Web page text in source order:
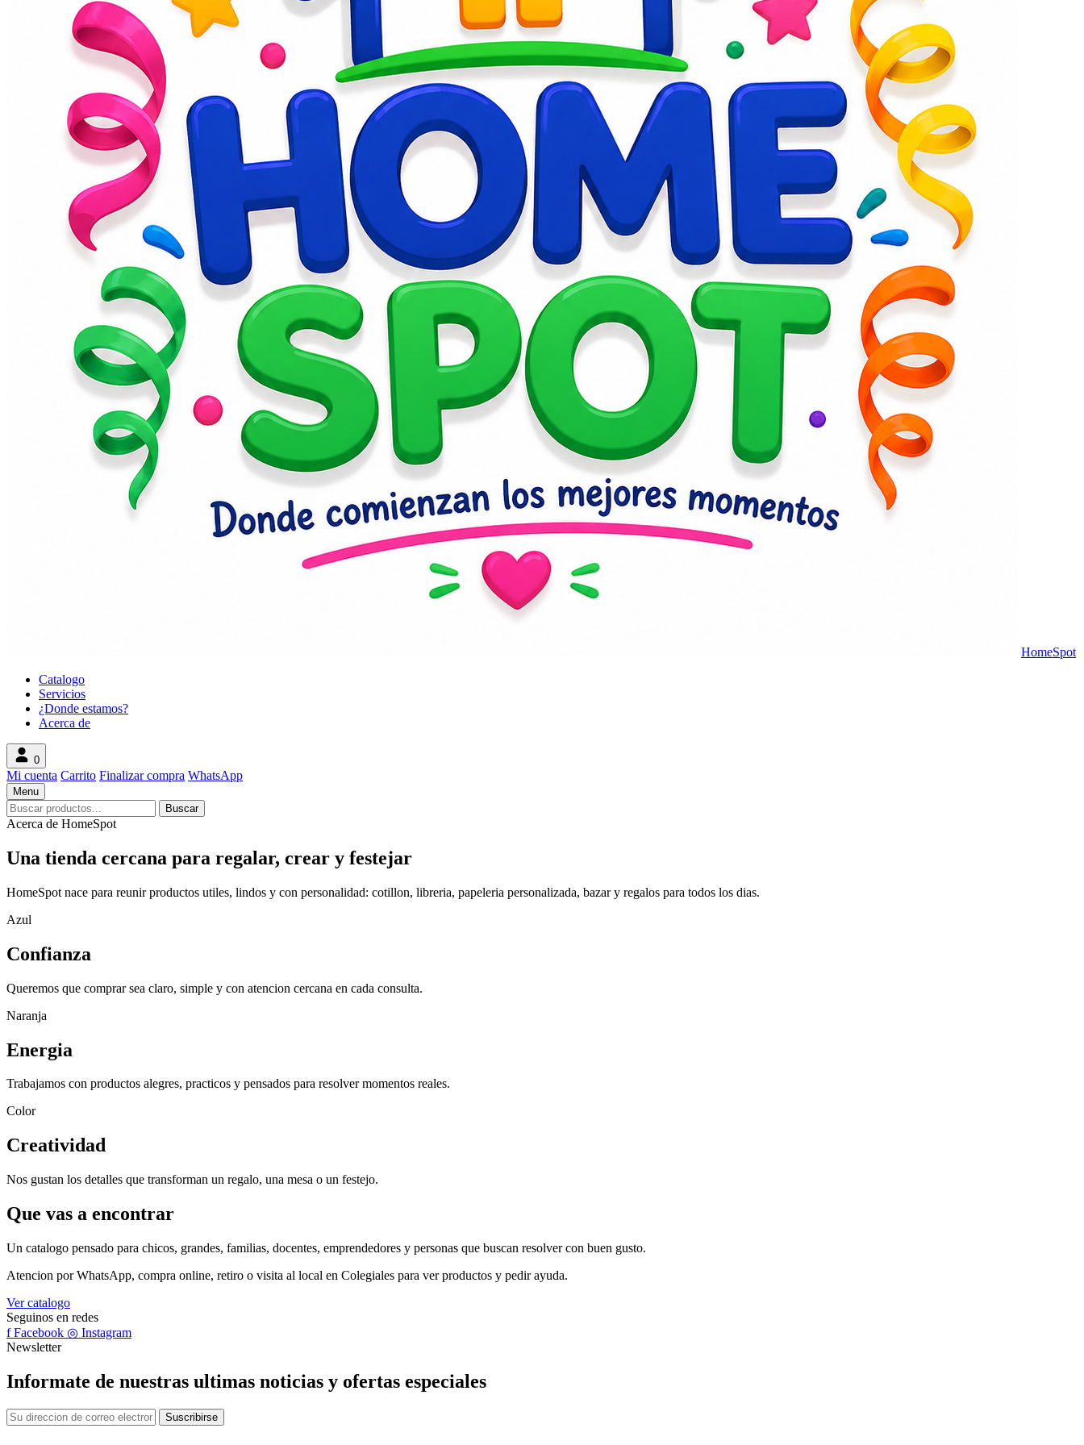
HomeSpot
Catalogo
Servicios
¿Donde estamos?
Acerca de
0
Mi cuenta Carrito Finalizar compra WhatsApp
Menu
Search
products
Buscar
Acerca de HomeSpot
Una tienda cercana para regalar, crear y festejar
HomeSpot nace para reunir productos utiles, lindos y con personalidad: cotillon, libreria, papeleria personalizada, bazar y regalos para todos los dias.
Azul
Confianza
Queremos que comprar sea claro, simple y con atencion cercana en cada consulta.
Naranja
Energia
Trabajamos con productos alegres, practicos y pensados para resolver momentos reales.
Color
Creatividad
Nos gustan los detalles que transforman un regalo, una mesa o un festejo.
Que vas a encontrar
Un catalogo pensado para chicos, grandes, familias, docentes, emprendedores y personas que buscan resolver con buen gusto.
Atencion por WhatsApp, compra online, retiro o visita al local en Colegiales para ver productos y pedir ayuda.
Ver catalogo
Seguinos en redes
fFacebook ◎ Instagram
Newsletter
Informate de nuestras ultimas noticias y ofertas especiales
Correo
electronico
Suscribirse